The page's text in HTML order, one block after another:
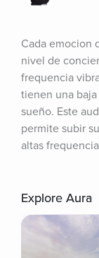
Cada emocion
nivel de
frequencia
tienen una
sueño. Este
permite subir
altas
Explore Aura